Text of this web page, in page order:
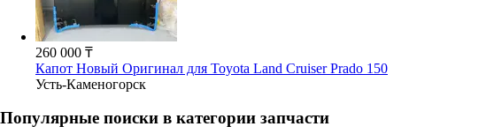
260 000 ₸
Капот Новый Оригинал для Toyota Land Cruiser Prado 150
Усть-Каменогорск
Популярные поиски в категории запчасти